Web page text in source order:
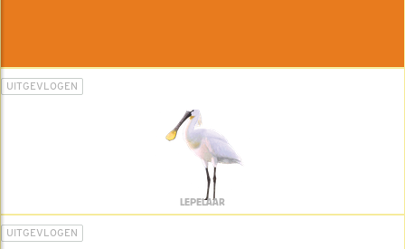
UITGEVLOGEN
LEPELAAR
UITGEVLOGEN